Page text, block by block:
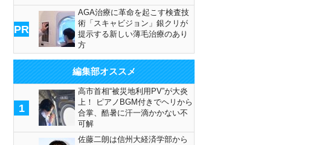
PR
AGA治療に革命を起こす検査技
術「スキャビジョン」銀クリが
提示する新しい薄毛治療のあり
方
編集部オススメ
1
高市首相“被災地利用PV”が大炎
上！ ピアノBGM付きでヘリから
合掌、酷暑に汗一滴かかない不
可解
佐藤二朗は信州大経済学部から